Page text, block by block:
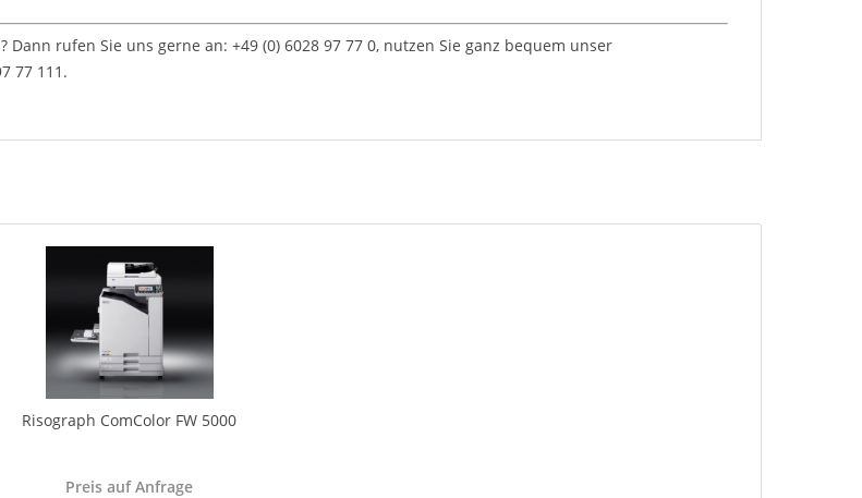
rufen Sie uns gerne an: +49 (0) 6028 97 77 0, nutzen Sie ganz bequem unser
77 111.
Risograph ComColor FW 5000
Preis auf Anfrage